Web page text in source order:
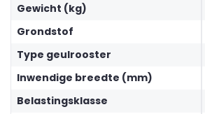
Gewicht (kg)
Grondstof
Type geulrooster
Inwendige breedte (mm)
Belastingsklasse